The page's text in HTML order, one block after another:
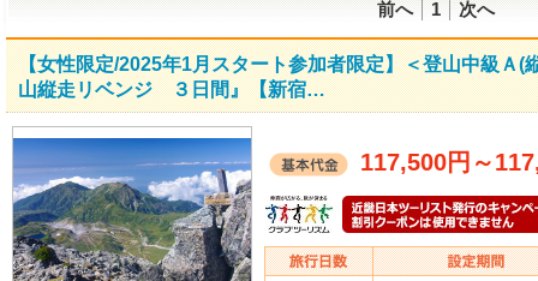
前へ 1 次へ
【女性限定/2025年1月スタート参加者限定】＜登山中級
山縦走リベンジ ３日間』【新宿…
117,500円 ～